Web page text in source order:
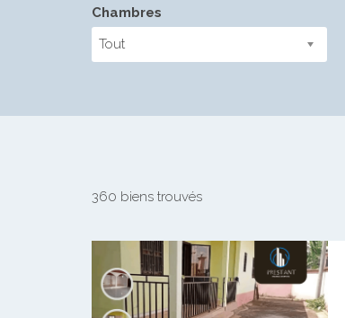
Chambres
Tout
360 biens trouvés